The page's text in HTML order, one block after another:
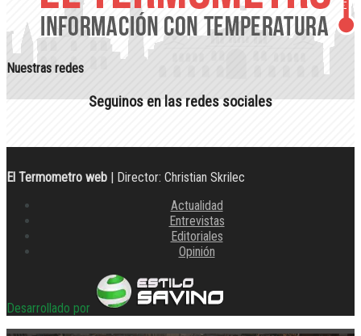
Nuestras redes
Seguinos en las redes sociales
El Termometro web | Director: Christian Skrilec
Actualidad
Entrevistas
Editoriales
Opinión
Desarrollado por